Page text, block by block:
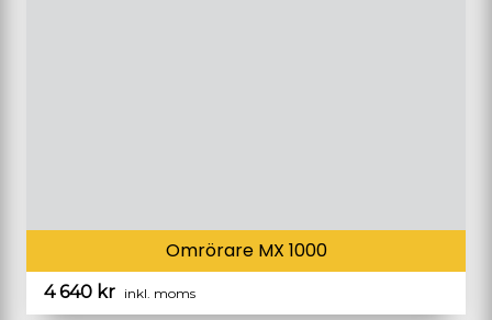
Omrörare MX 1000
4 640 kr inkl. moms